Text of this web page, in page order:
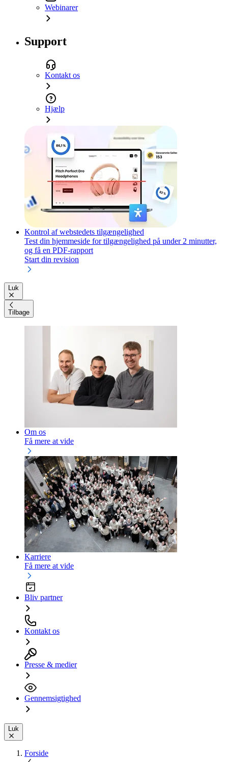
Webinarer
Support
Kontakt os
Hjælp
Kontrol af webstedets tilgængelighed
Test din hjemmeside for tilgængelighed på under 2 minutter,
og få en PDF-rapport
Start din revision
Luk
Tilbage
Om os
Få mere at vide
Karriere
Få mere at vide
Bliv partner
Kontakt os
Presse & medier
Gennemsigtighed
Luk
Forside